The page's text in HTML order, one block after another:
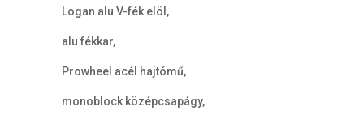
Logan alu V-fék elöl,
alu fékkar,
Prowheel acél hajtómű,
monoblock középcsapágy,